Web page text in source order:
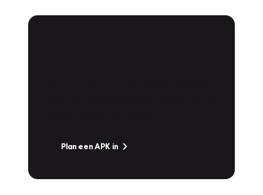
Plan een APK in